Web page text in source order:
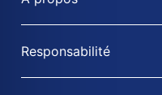
Responsabilité